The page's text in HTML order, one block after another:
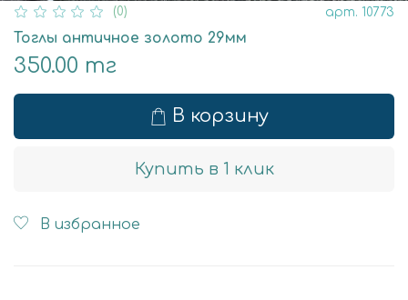
(0) арт. 10773
Тоглы античное золото 29мм
350.00 тг
В корзину
Купить в 1 клик
В избранное